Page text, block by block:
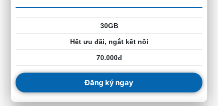
30GB
Hết ưu đãi, ngắt kết nối
70.000đ
Đăng ký ngay